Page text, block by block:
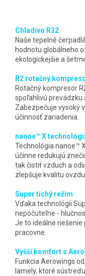
Chladivo R32
Naše tepelné
hodnotu globálneho
ekologickejšie a
R2 rotačný
Rotačný kompresor
spoľahlivú prevádzku
Zabezpečuje vysoký
účinnosť zariadenia.
nanoe™ X
Technológia nanoe™
účinne redukujú
tak čistiť vzduch a
zlepšuje kvalitu
Super tichý režim
Vďaka technológii
nepočuteľne -
Je to ideálne riešenie
pracovne.
Vyšší komfort s
Funkcia Aerowings
lamely, ktoré